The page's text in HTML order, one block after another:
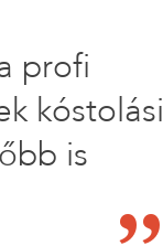
profi
kóstolási
is